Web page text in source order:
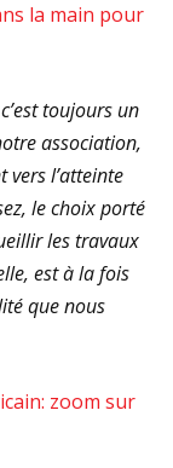
la main pour
toujours un
association,
vers l’atteinte
le choix porté
les travaux
est à la fois
que nous
zoom sur